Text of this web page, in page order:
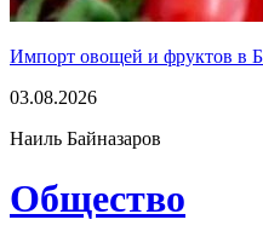
Импорт овощей и фруктов в
03.08.2026
Наиль Байназаров
Общество